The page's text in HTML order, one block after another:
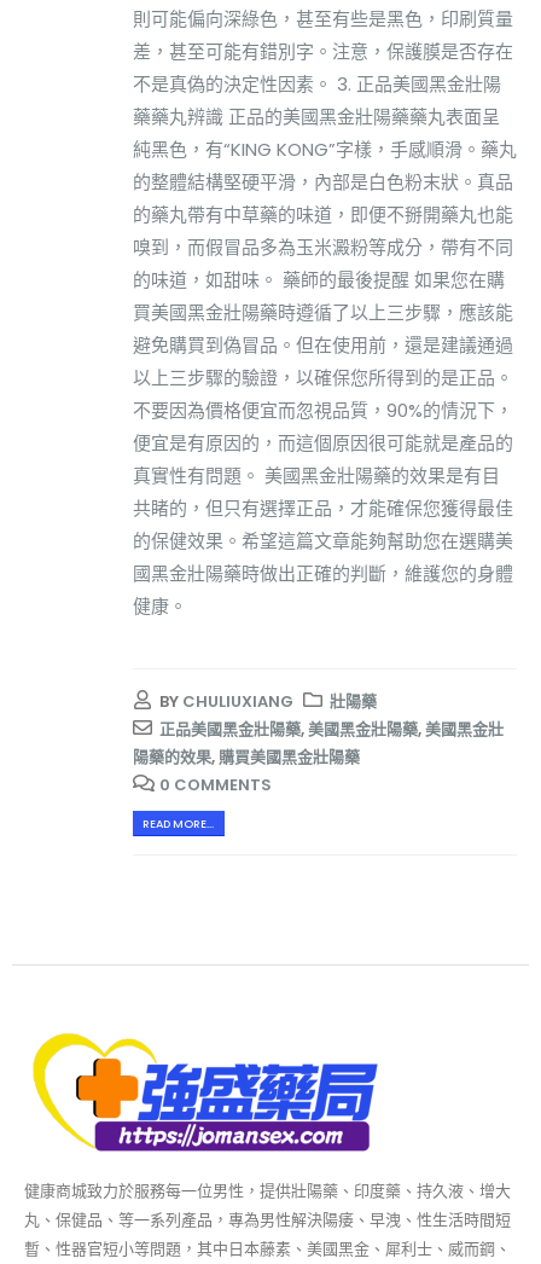
則可能偏向深綠色，甚至有些是黑色，印刷質量
差，甚至可能有錯別字。注意，保護膜是否存在
不是真偽的決定性因素。 3. 正品美國黑金壯陽
藥藥丸辨識 正品的美國黑金壯陽藥藥丸表面呈
純黑色，有“KING KONG”字樣，手感順滑。藥丸
的整體結構堅硬平滑，內部是白色粉末狀。真品
的藥丸帶有中草藥的味道，即便不掰開藥丸也能
嗅到，而假冒品多為玉米澱粉等成分，帶有不同
的味道，如甜味。 藥師的最後提醒 如果您在購
買美國黑金壯陽藥時遵循了以上三步驟，應該能
避免購買到偽冒品。但在使用前，還是建議通過
以上三步驟的驗證，以確保您所得到的是正品。
不要因為價格便宜而忽視品質，90%的情況下，
便宜是有原因的，而這個原因很可能就是產品的
真實性有問題。 美國黑金壯陽藥的效果是有目
共睹的，但只有選擇正品，才能確保您獲得最佳
的保健效果。希望這篇文章能夠幫助您在選購美
國黑金壯陽藥時做出正確的判斷，維護您的身體
健康。
BY CHULIUXIANG
壯陽藥
正品美國黑金壯陽藥,美國黑金壯陽藥,美國黑金壯
陽藥的效果,購買美國黑金壯陽藥
0 COMMENTS
READ MORE...
健康商城致力於服務每一位男性，提供壯陽藥、印度藥、持久液、增大
丸、保健品、等一系列產品，專為男性解決陽痿、早洩、性生活時間短
暫、性器官短小等問題，其中日本藤素、美國黑金、犀利士、威而鋼、